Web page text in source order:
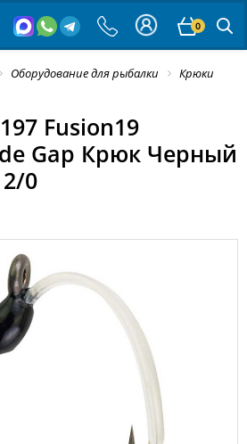
0
Оборудование для рыбалки Крюки
Fusion19
Gap Крюк Черный
0